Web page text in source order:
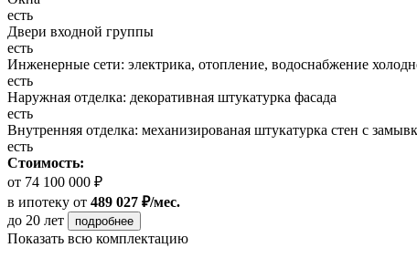
есть
Двери входной группы
есть
Инженерные сети: электрика, отопление, водоснабжение
есть
Наружная отделка: декоративная штукатурка фасада
есть
Внутренняя отделка: механизированая штукатурка стен с
есть
Стоимость:
от 74 100 000 ₽
в ипотеку от 489 027 ₽/мес.
до 20 лет
подробнее
Показать всю комплектацию